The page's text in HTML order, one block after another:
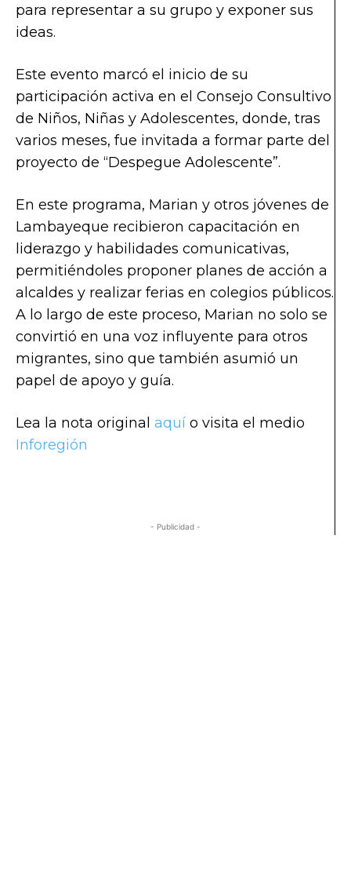
para representar a su grupo y exponer sus
ideas.
Este evento marcó el inicio de su
participación activa en el Consejo Consultivo
de Niños, Niñas y Adolescentes, donde, tras
varios meses, fue invitada a formar parte del
proyecto de “Despegue Adolescente”.
En este programa, Marian y otros jóvenes de
Lambayeque recibieron capacitación en
liderazgo y habilidades comunicativas,
permitiéndoles proponer planes de acción a
alcaldes y realizar ferias en colegios públicos.
A lo largo de este proceso, Marian no solo se
convirtió en una voz influyente para otros
migrantes, sino que también asumió un
papel de apoyo y guía.
Lea la nota original aquí o visita el medio
Inforegión
- Publicidad -